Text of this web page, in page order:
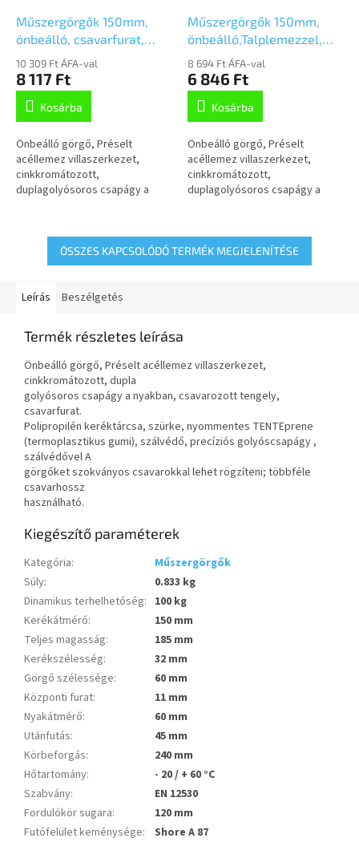
Műszergörgők 150mm,
önbeálló, csavarfurat,
2470PJP150P30-13
10 309 Ft ÁFA-val
8 117 Ft
Kosárba
Önbeálló görgő, Préselt
acéllemez villaszerkezet,
cinkkromátozott,
duplagolyósoros csapágy a
keréktárcsa, szürke,...
Műszergörgők 150mm,
önbeálló,Talplemezzel,
2470PJP150P50
8 694 Ft ÁFA-val
6 846 Ft
Kosárba
Önbeálló görgő, Préselt
acéllemez villaszerkezet,
cinkkromátozott,
duplagolyósoros csapágy a
rögzítés.Polipropilén
keréktárcsa, szürke,...
ÖSSZES KAPCSOLÓDÓ TERMÉK MEGJELENÍTÉSE
Leírás Beszélgetés
Termék részletes leírása
Önbeálló görgő, Préselt acéllemez villaszerkezet,
cinkkromátozott, dupla
golyósoros csapágy a nyakban, csavarozott tengely,
csavarfurat.
Polipropilén keréktárcsa, szürke, nyommentes TENTEprene
(termoplasztikus gumi), szálvédő, precíziós golyóscsapágy ,
szálvédővel A
görgőket szokványos csavarokkal lehet rögzíteni; többféle
csavarhossz
használható.
Kiegészítő paraméterek
Kategória:
Műszergörgők
Súly:
0.833 kg
Dinamikus terhelhetőség: 100 kg
Kerékátmérő:
150 mm
Teljes magasság:
185 mm
Kerékszélesség:
32 mm
Görgő szélessége:
60 mm
Központi furat:
11 mm
Nyakátmérő:
60 mm
Utánfutás:
45 mm
Körbeforgás:
240 mm
Hőtartomány:
- 20 / + 60 °C
Szabvány:
EN 12530
Fordulókör sugara:
120 mm
Futófelület keménysége:
Shore A 87